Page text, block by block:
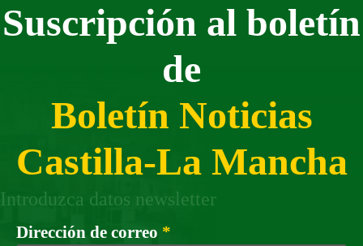
Suscripción al boletín
de
Boletín Noticias
Castilla-La Mancha
Introduzca datos newsletter
Dirección de correo *